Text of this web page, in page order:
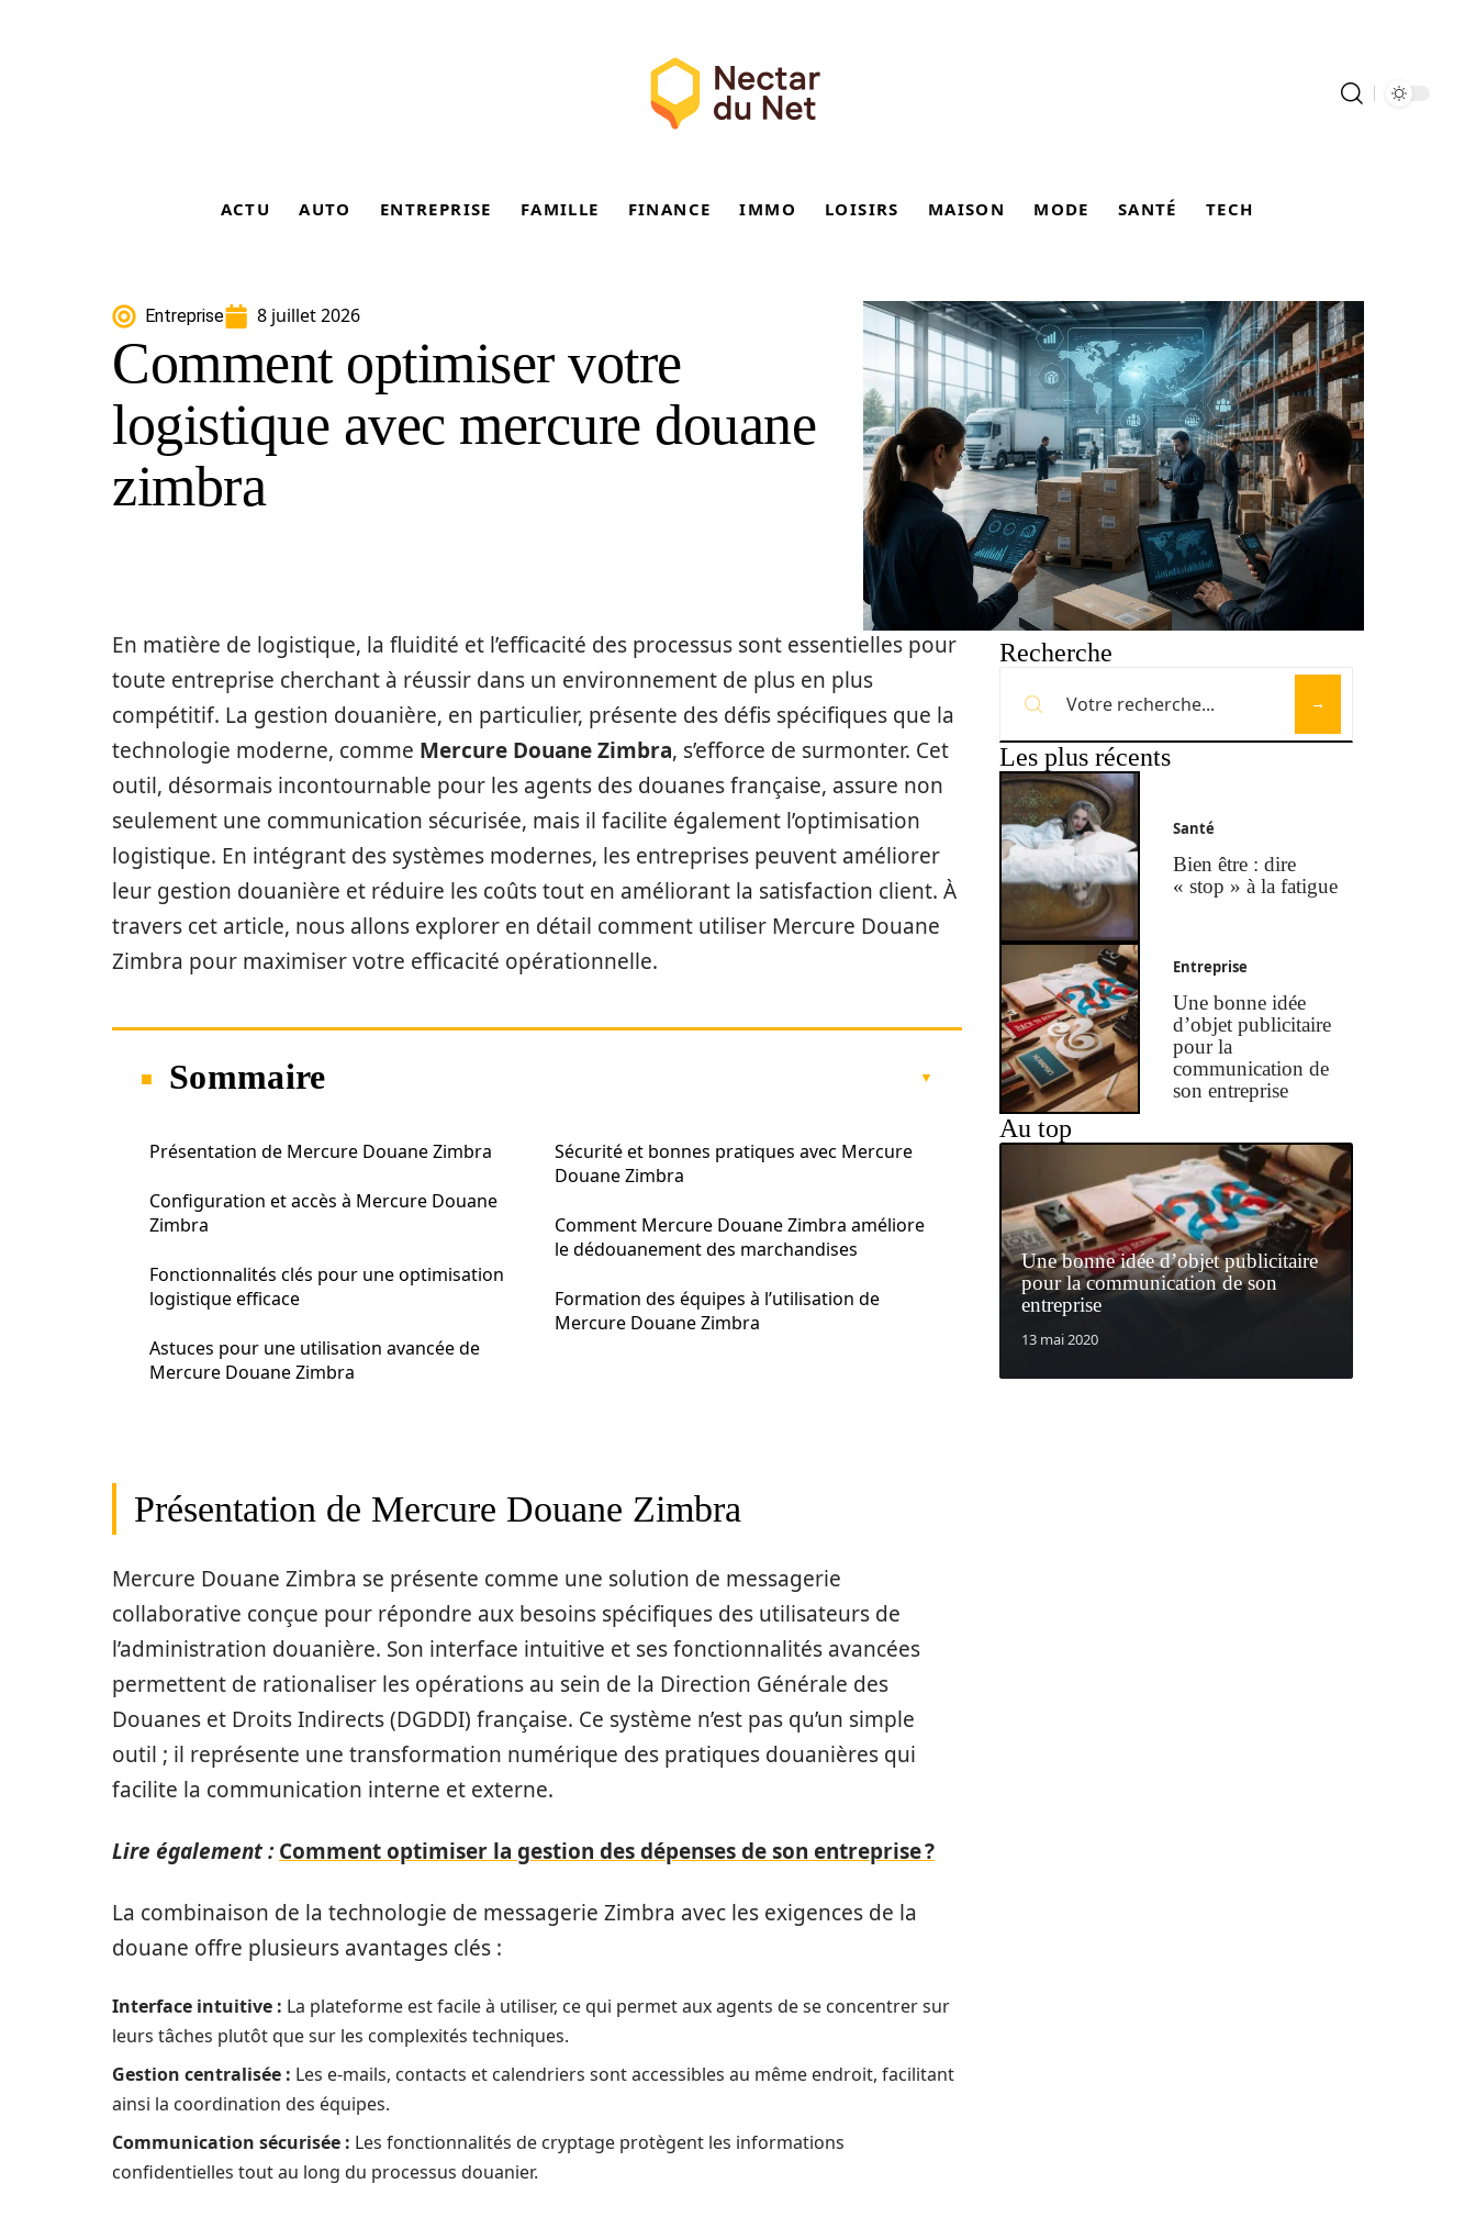
ACTU AUTO ENTREPRISE FAMILLE FINANCE IMMO LOISIRS MAISON MODE SANTÉ TECH
Entreprise 8 juillet 2026
Comment optimiser votre
logistique avec mercure douane
zimbra
En matière de logistique, la fluidité et l’efficacité des processus sont essentielles pour
toute entreprise cherchant à réussir dans un environnement de plus en plus
compétitif. La gestion douanière, en particulier, présente des défis spécifiques que la
technologie moderne, comme Mercure Douane Zimbra, s’efforce de surmonter. Cet
outil, désormais incontournable pour les agents des douanes française, assure non
seulement une communication sécurisée, mais il facilite également l’optimisation
logistique. En intégrant des systèmes modernes, les entreprises peuvent améliorer
leur gestion douanière et réduire les coûts tout en améliorant la satisfaction client. À
travers cet article, nous allons explorer en détail comment utiliser Mercure Douane
Zimbra pour maximiser votre efficacité opérationnelle.
Sommaire
Présentation de Mercure Douane Zimbra
Configuration et accès à Mercure Douane
Zimbra
Fonctionnalités clés pour une optimisation
logistique efficace
Astuces pour une utilisation avancée de
Mercure Douane Zimbra
Sécurité et bonnes pratiques avec Mercure
Douane Zimbra
Comment Mercure Douane Zimbra améliore
le dédouanement des marchandises
Formation des équipes à l’utilisation de
Mercure Douane Zimbra
Présentation de Mercure Douane Zimbra
Mercure Douane Zimbra se présente comme une solution de messagerie
collaborative conçue pour répondre aux besoins spécifiques des utilisateurs de
l’administration douanière. Son interface intuitive et ses fonctionnalités avancées
permettent de rationaliser les opérations au sein de la Direction Générale des
Douanes et Droits Indirects (DGDDI) française. Ce système n’est pas qu’un simple
outil ; il représente une transformation numérique des pratiques douanières qui
facilite la communication interne et externe.
Lire également : Comment optimiser la gestion des dépenses de son entreprise ?
La combinaison de la technologie de messagerie Zimbra avec les exigences de la
douane offre plusieurs avantages clés :
Interface intuitive : La plateforme est facile à utiliser, ce qui permet aux agents de se concentrer sur
leurs tâches plutôt que sur les complexités techniques.
Gestion centralisée : Les e-mails, contacts et calendriers sont accessibles au même endroit, facilitant
ainsi la coordination des équipes.
Communication sécurisée : Les fonctionnalités de cryptage protègent les informations
confidentielles tout au long du processus douanier.
Recherche
Les plus récents
Santé
Bien être : dire
« stop » à la fatigue
Entreprise
Une bonne idée
d’objet publicitaire
pour la
communication de
son entreprise
Au top
Une bonne idée d’objet publicitaire
pour la communication de son
entreprise
13 mai 2020